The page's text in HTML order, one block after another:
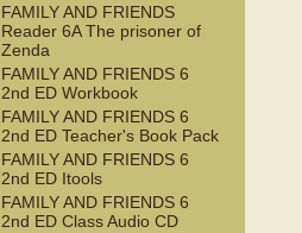
FAMILY AND FRIENDS
Reader 6A The prisoner of
Zenda
FAMILY AND FRIENDS 6
2nd ED Workbook
FAMILY AND FRIENDS 6
2nd ED Teacher's Book Pack
FAMILY AND FRIENDS 6
2nd ED Itools
FAMILY AND FRIENDS 6
2nd ED Class Audio CD